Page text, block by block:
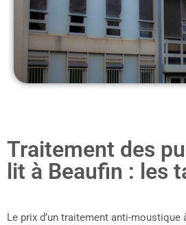
Traitement des
lit à Beaufin : les
Le prix d’un traitement anti-moustique